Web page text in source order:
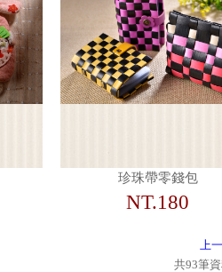
珍珠帶零錢包
NT.180
上
共93筆